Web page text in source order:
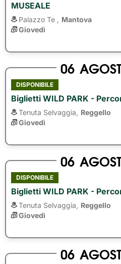
MUSEALE
Palazzo Te ,
Mantova
Giovedì
06
DISPONIBILE
Biglietti WILD PARK -
Tenuta Selvaggia,
Reggello
Giovedì
06
DISPONIBILE
Biglietti WILD PARK -
Tenuta Selvaggia,
Reggello
Giovedì
06